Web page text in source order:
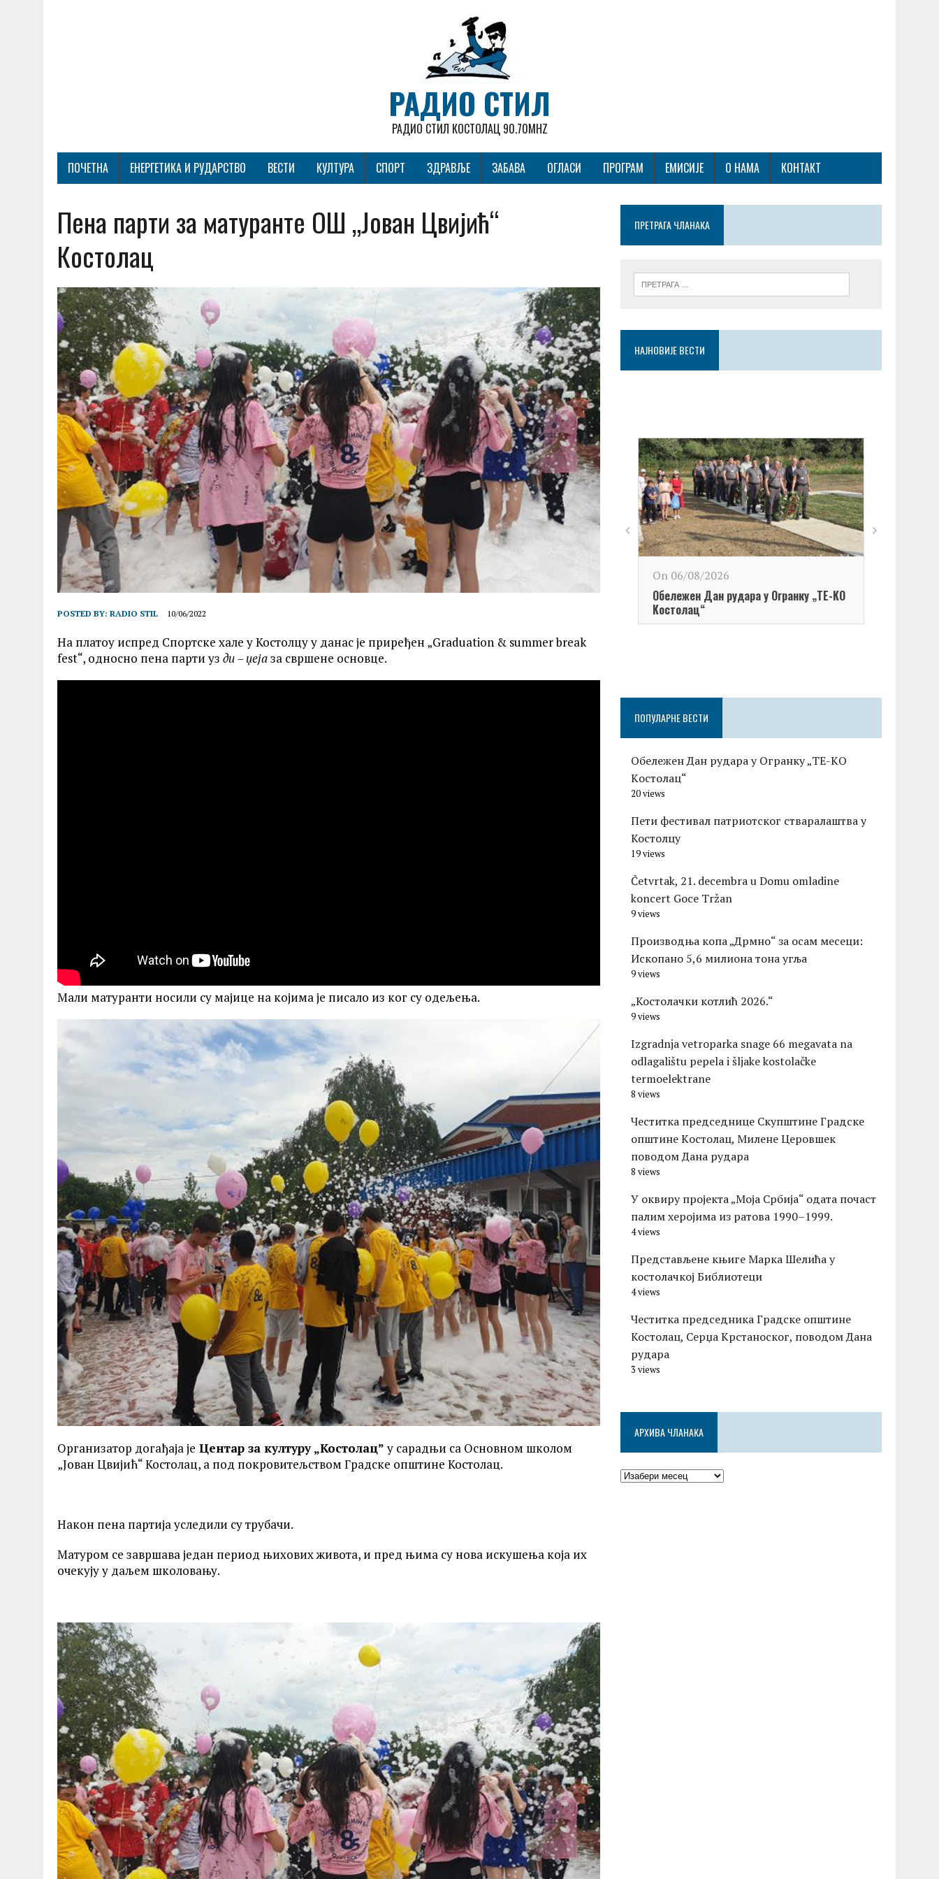
РАДИО СТИЛ
РАДИО СТИЛ КОСТОЛАЦ 90.70MHZ
ПОЧЕТНА ЕНЕРГЕТИКА И РУДАРСТВО ВЕСТИ КУЛТУРА СПОРТ ЗДРАВЉЕ ЗАБАВА ОГЛАСИ ПРОГРАМ ЕМИСИЈЕ О НАМА КОНТАКТ
Пена парти за матуранте ОШ „Јован Цвијић“
Костолац
POSTED BY: RADIO STIL 10/06/2022
На платоу испред Спортске хале у Костолцу у данас је приређен „Graduation & summer break
fest“, односно пена парти уз ди – џејаза свршене основце.
Мали матуранти носили су мајице на којима је писало из ког су одељења.
Организатор догађаја је Центар за културу „Костолац”у сарадњи са Основном школом
„Јован Цвијић“ Костолац, а под покровитељством Градске општине Костолац.
Након пена партија уследили су трубачи.
Матуром се завршава један период њихових живота, и пред њима су нова искушења која их
очекују у даљем школовању.
ПРЕТРАГА ЧЛАНАКА
НАЈНОВИЈЕ ВЕСТИ
On 06/08/2026
Обележен Дан рудара у Огранку „ТЕ-KО
Kостолац“
ПОПУЛАРНЕ ВЕСТИ
Обележен Дан рудара у Огранку „ТЕ-KО
Kостолац“
20 views
Пети фестивал патриотског стваралаштва у
Костолцу
19 views
Četvrtak, 21. decembra u Domu omladine
koncert Goce Tržan
9 views
Производња копа „Дрмно“ за осам месеци:
Ископано 5,6 милиона тона угља
9 views
„Костолачки котлић 2026.“
9 views
Izgradnja vetroparka snage 66 megavata na
odlagalištu pepela i šljake kostolačke
termoelektrane
8 views
Честитка председнице Скупштине Градске
општине Kостолац, Милене Церовшек
поводом Дана рудара
8 views
У оквиру пројекта „Моја Србија“ одата почаст
палим херојима из ратова 1990–1999.
4 views
Представљене књиге Марка Шелића у
костолачкој Библиотеци
4 views
Честитка председника Градске општине
Костолац, Серџа Крстаноског, поводом Дана
рудара
3 views
АРХИВА ЧЛАНАКА